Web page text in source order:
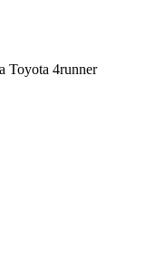
Toyota 4runner